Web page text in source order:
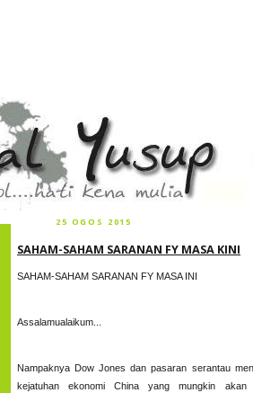
25 OGOS 2015
SAHAM-SAHAM SARANAN FY MASA KINI
SAHAM-SAHAM SARANAN FY MASA INI
Assalamualaikum...
Nampaknya Dow Jones dan pasaran serantau
kejatuhan ekonomi China yang mungkin akan